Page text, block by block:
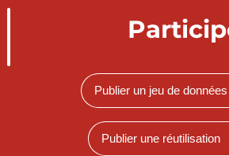
Publier un jeu de données
Publier une réutilisation